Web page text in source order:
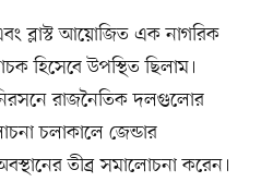
এবং ব্লাস্ট আয়োজিত এক নাগরিক
উপস্থিত ছিলাম।
নিরসনে রাজনৈতিক দলগুলোর
চলাকালে জেন্ডার
তীব্র সমালোচনা করেন।